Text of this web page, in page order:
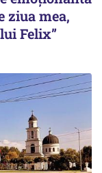
ziua mea,
Felix”